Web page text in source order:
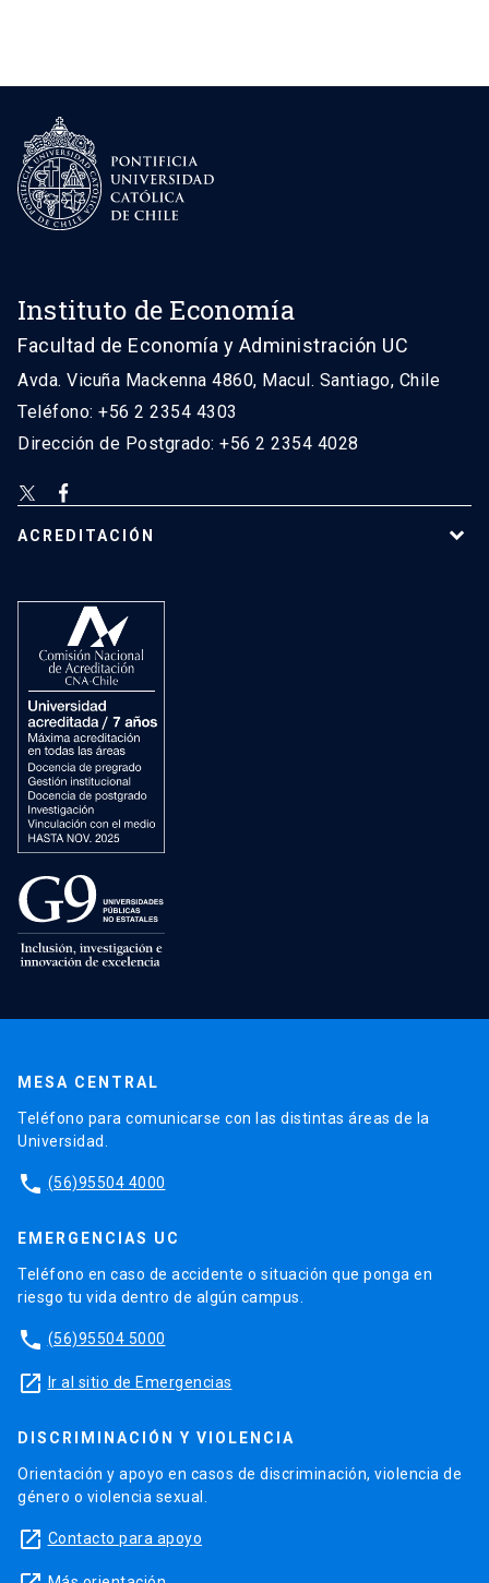
Instituto de Economía
Facultad de Economía y Administración UC
Avda. Vicuña Mackenna 4860, Macul. Santiago, Chile
Teléfono: +56 2 2354 4303
Dirección de Postgrado: +56 2 2354 4028
ACREDITACIÓN
MESA CENTRAL
Teléfono para comunicarse con las distintas áreas de la
Universidad.
phone (56)95504 4000
EMERGENCIAS UC
Teléfono en caso de accidente o situación que ponga en
riesgo tu vida dentro de algún campus.
phone (56)95504 5000
launch Ir al sitio de Emergencias
DISCRIMINACIÓN Y VIOLENCIA
Orientación y apoyo en casos de discriminación, violencia de
género o violencia sexual.
launch Contacto para apoyo